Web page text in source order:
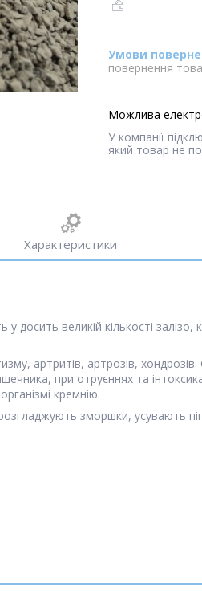
повернення
У компанії
який товар не
Характеристики
досить великій кількості
артритів, артрозів,
при отруєннях та
кремнію.
зморшки, усувають